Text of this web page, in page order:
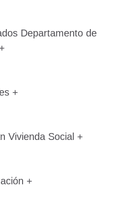
Departamento de
+
+
Vivienda Social +
+